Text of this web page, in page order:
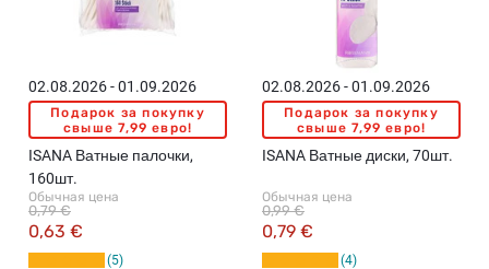
02.08.2026 - 01.09.2026
Подарок за покупку
свыше 7,99 евро!
ISANA Ватные палочки,
160шт.
Обычная цена
0,63 €
0,79 €
5
02.08.2026 - 01.09.2026
Подарок за покупку
свыше 7,99 евро!
ISANA Ватные диски, 70шт.
Обычная цена
0,79 €
0,99 €
4